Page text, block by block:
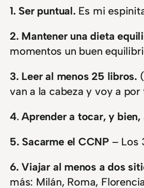
1. Ser puntual. Es mi
2. Mantener una dieta
momentos un buen
3. Leer al menos 25 libros.
van a la cabeza y voy a por
4.Aprender a tocar, y
5. Sacarme el CCNP – Los
6. Viajar al menos a dos
más: Milán, Roma,